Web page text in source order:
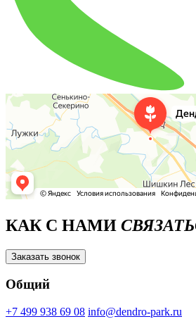
КАК С НАМИ
Заказать звонок
Общий
+7 499 938 69 08 info@dendro-park.ru